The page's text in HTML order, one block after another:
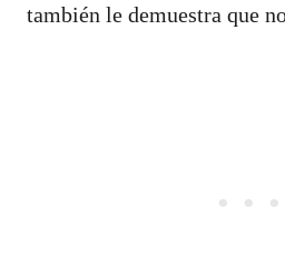
también le demuestra que